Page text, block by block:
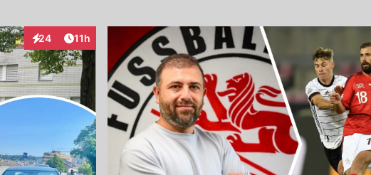
24
InteraktionenArtikel veröffentlicht:
11h